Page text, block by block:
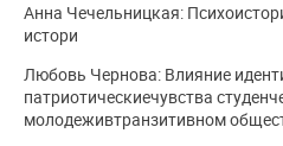
Анна Чечельницкая:
истори
Любовь Чернова: Влияние
патриотическиечувства
молодеживтранзитивном